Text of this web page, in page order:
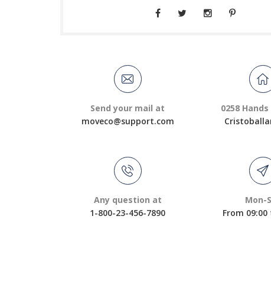
Send your mail at
moveco@support.com
0258
Any question at
1-800-23-456-7890
Mon-
From 09:00